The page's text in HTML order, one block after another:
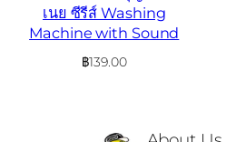
เนย ซีรีส์ Washing
Machine with Sound
฿139.00